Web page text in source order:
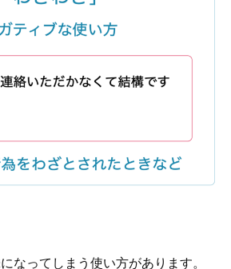
なってしまう使い方があります。